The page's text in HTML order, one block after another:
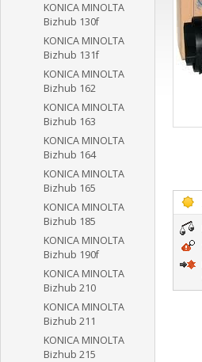
KONICA MINOLTA
Bizhub 130f
KONICA MINOLTA
Bizhub 131f
KONICA MINOLTA
Bizhub 162
KONICA MINOLTA
Bizhub 163
KONICA MINOLTA
Bizhub 164
KONICA MINOLTA
Bizhub 165
KONICA MINOLTA
Bizhub 185
KONICA MINOLTA
Bizhub 190f
KONICA MINOLTA
Bizhub 210
KONICA MINOLTA
Bizhub 211
KONICA MINOLTA
Bizhub 215